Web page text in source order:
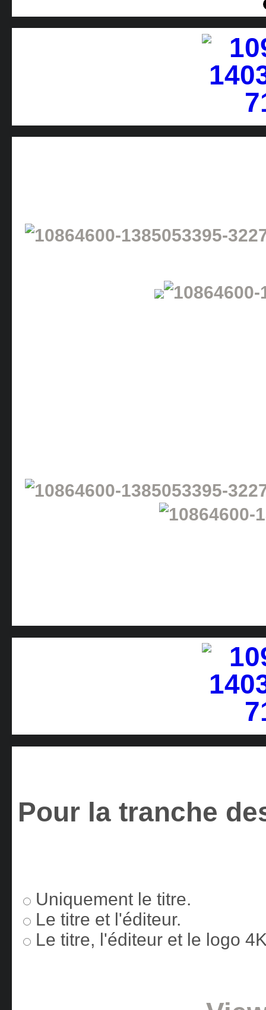
Pour la tranche
Uniquement le titre.
Le titre et l'éditeur.
Le titre, l'éditeur et le logo